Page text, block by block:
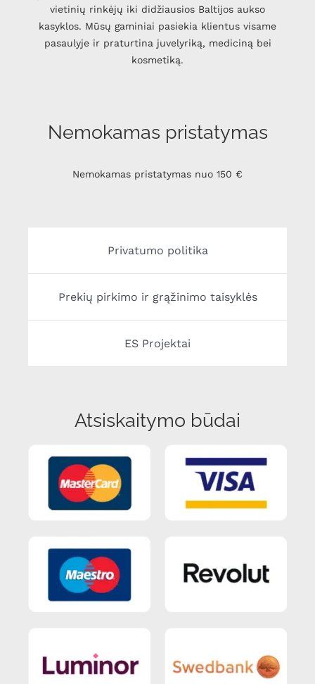
vietinių rinkėjų iki didžiausios Baltijos aukso
kasyklos. Mūsų gaminiai pasiekia klientus visame
pasaulyje ir praturtina juvelyriką, mediciną bei
kosmetiką.
Nemokamas pristatymas
Nemokamas pristatymas nuo 150 €
Privatumo politika
Prekių pirkimo ir grąžinimo taisyklės
ES Projektai
Atsiskaitymo būdai